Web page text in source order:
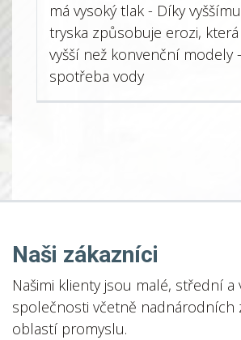
má vysoký tlak - Díky
tryska způsobuje erozi, která
vyšší než konvenční modely
spotřeba vody
Naši zákazníci
Našimi klienty jsou malé, střední a
společnosti včetně nadnárodních
oblastí promyslu.